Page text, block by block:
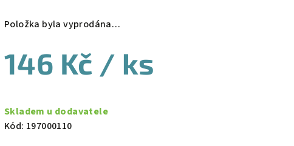
Položka byla vyprodána…
146 Kč / ks
cena:
Skladem u dodavatele
Kód: 197000110